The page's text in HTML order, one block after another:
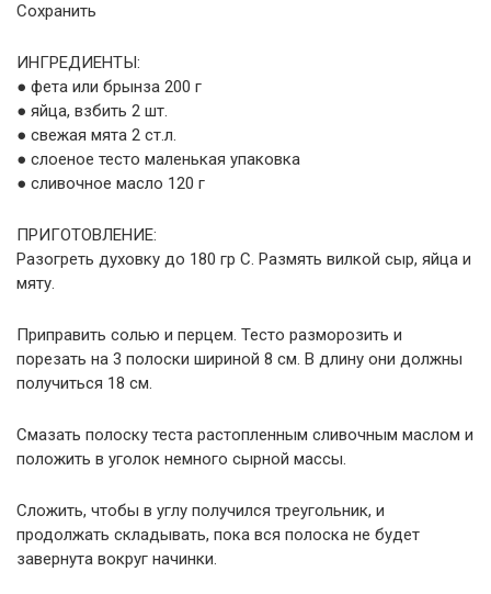
Сохранить
ИНГРЕДИЕНТЫ:
● фета или брынза 200 г
● яйца, взбить 2 шт.
● свежая мята 2 ст.л.
● слоеное тесто маленькая упаковка
● сливочное масло 120 г
ПРИГОТОВЛЕНИЕ:
Разогреть духовку до 180 гр С. Размять вилкой сыр, яйца и
мяту.
Приправить солью и перцем. Тесто разморозить и
порезать на 3 полоски шириной 8 см. В длину они должны
получиться 18 см.
Смазать полоску теста растопленным сливочным маслом и
положить в уголок немного сырной массы.
Сложить, чтобы в углу получился треугольник, и
продолжать складывать, пока вся полоска не будет
завернута вокруг начинки.